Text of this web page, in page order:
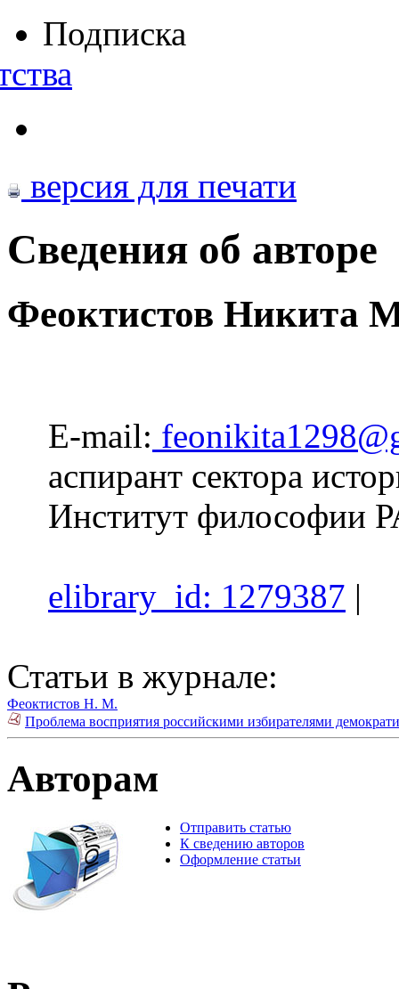
Подписка
версия для печати
Сведения об авторе
Феоктистов Никита
E-mail:
аспирант сектора
Институт философии
elibrary_id: 1279387 |
Статьи в журнале:
Феоктистов Н. М.
Проблема восприятия российскими избирателями
Авторам
Отправить статью
К сведению авторов
Оформление статьи